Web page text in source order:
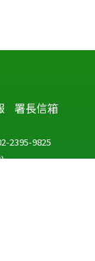
署長信箱
2395-9825